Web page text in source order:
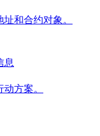
和合约对象。
息
方案。